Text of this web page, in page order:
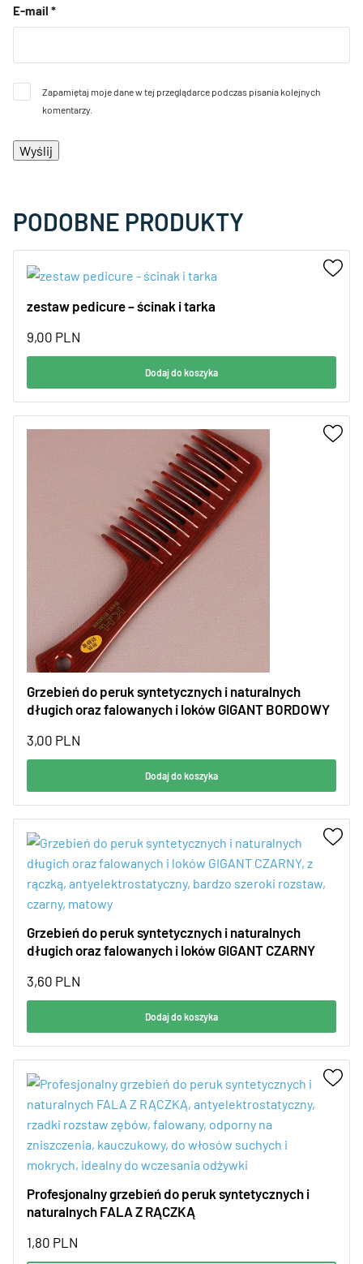
E-mail *
Zapamiętaj moje dane w tej przeglądarce podczas pisania kolejnych
komentarzy.
PODOBNE PRODUKTY
zestaw pedicure – ścinak i tarka
9,00 PLN
Dodaj do koszyka
Grzebień do peruk syntetycznych i naturalnych
długich oraz falowanych i loków GIGANT BORDOWY
3,00 PLN
Dodaj do koszyka
Grzebień do peruk syntetycznych i naturalnych
długich oraz falowanych i loków GIGANT CZARNY
3,60 PLN
Dodaj do koszyka
Profesjonalny grzebień do peruk syntetycznych i
naturalnych FALA Z RĄCZKĄ
1,80 PLN